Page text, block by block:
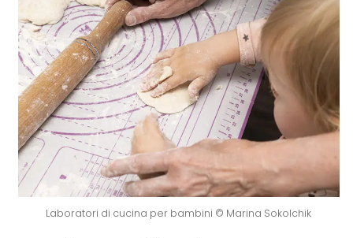
Laboratori di cucina per bambini © Marina Sokolchik